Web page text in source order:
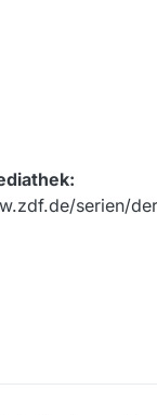
serien/